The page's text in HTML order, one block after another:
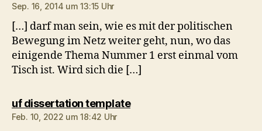
Sep. 16, 2014 um 13:15 Uhr
[…] darf man sein, wie es mit der politischen
Bewegung im Netz weiter geht, nun, wo das
einigende Thema Nummer 1 erst einmal vom
Tisch ist. Wird sich die […]
uf dissertation templatesagt:
Feb. 10, 2022 um 18:42 Uhr